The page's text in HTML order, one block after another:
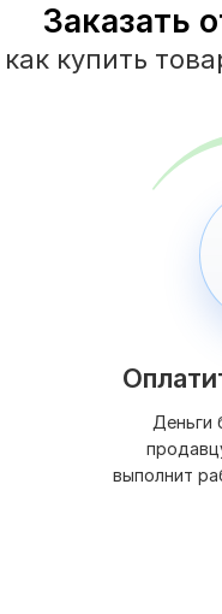
Заказать
как купить
Деньги
выполнит